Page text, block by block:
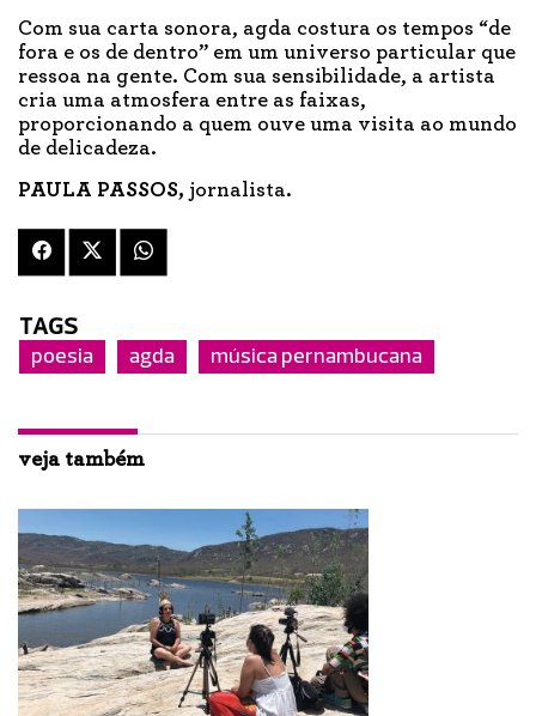
Com sua carta sonora, agda costura os tempos “de
fora e os de dentro” em um universo particular que
ressoa na gente. Com sua sensibilidade, a artista
cria uma atmosfera entre as faixas,
proporcionando a quem ouve uma visita ao mundo
de delicadeza.
PAULA PASSOS, jornalista.
TAGS
poesia agda música pernambucana
veja também